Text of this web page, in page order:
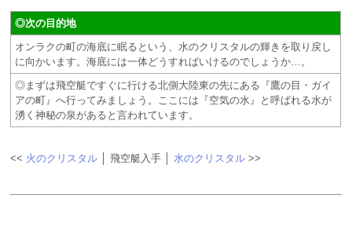
◎次の目的地
オンラクの町の海底に眠るという、水のクリスタルの輝きを取り戻し
に向かいます。海底には一体どうすればいけるのでしょうか…。
◎まずは飛空艇ですぐに行ける北側大陸東の先にある『鷹の目・ガイ
アの町』へ行ってみましょう。ここには『空気の水』と呼ばれる水が
湧く神秘の泉があると言われています。
<< 火のクリスタル │ 飛空艇入手 │ 水のクリスタル >>